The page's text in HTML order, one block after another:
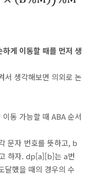
게 이동할 때를 먼저 생
서 생각해보면 의외로 논
동 가능할 때 ABA 순서
문자 번호를 뜻하고, b
하자. dp[a][b]는 a번
달했을 때의 경우의 수